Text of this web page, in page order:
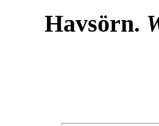
Havsörn.